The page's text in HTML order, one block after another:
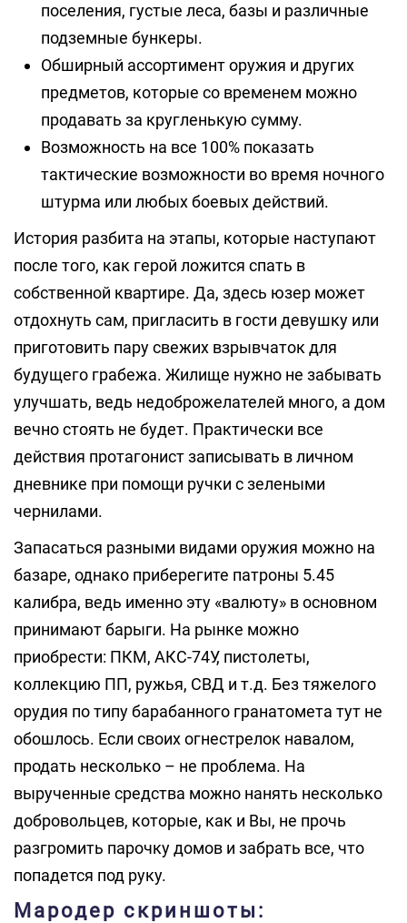
поселения, густые леса, базы и различные
подземные бункеры.
Обширный ассортимент оружия и других
предметов, которые со временем можно
продавать за кругленькую сумму.
Возможность на все 100% показать
тактические возможности во время ночного
штурма или любых боевых действий.
История разбита на этапы, которые наступают
после того, как герой ложится спать в
собственной квартире. Да, здесь юзер может
отдохнуть сам, пригласить в гости девушку или
приготовить пару свежих взрывчаток для
будущего грабежа. Жилище нужно не забывать
улучшать, ведь недоброжелателей много, а дом
вечно стоять не будет. Практически все
действия протагонист записывать в личном
дневнике при помощи ручки с зелеными
чернилами.
Запасаться разными видами оружия можно на
базаре, однако приберегите патроны 5.45
калибра, ведь именно эту «валюту» в основном
принимают барыги. На рынке можно
приобрести: ПКМ, АКС-74У, пистолеты,
коллекцию ПП, ружья, СВД и т.д. Без тяжелого
орудия по типу барабанного гранатомета тут не
обошлось. Если своих огнестрелок навалом,
продать несколько – не проблема. На
вырученные средства можно нанять несколько
добровольцев, которые, как и Вы, не прочь
разгромить парочку домов и забрать все, что
попадется под руку.
Мародер скриншоты: